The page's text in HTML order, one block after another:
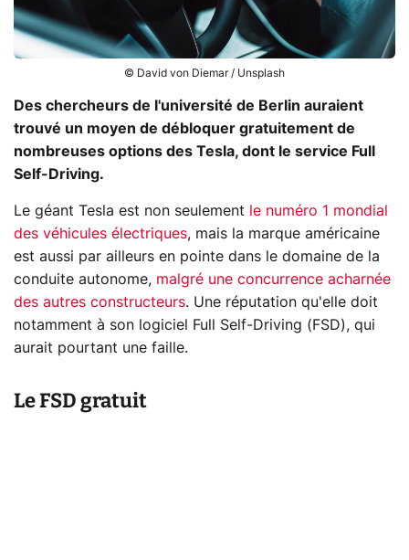
© David von Diemar / Unsplash
Des chercheurs de l'université de Berlin auraient
trouvé un moyen de débloquer gratuitement de
nombreuses options des Tesla, dont le service Full
Self-Driving.
Le géant Tesla est non seulement
le numéro 1 mondial
des véhicules électriques, mais la marque américaine
est aussi par ailleurs en pointe dans le domaine de la
conduite autonome, malgré une concurrence acharnée
des autres constructeurs. Une réputation qu'elle doit
notamment à son logiciel Full Self-Driving (FSD), qui
aurait pourtant une faille.
Le FSD gratuit